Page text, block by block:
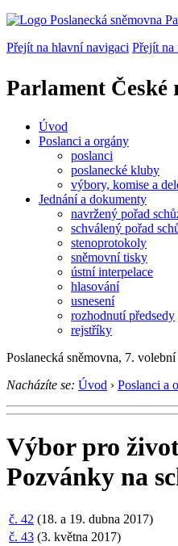
Přejít na hlavní navigaci Přejít na
Parlament České
Úvod
Poslanci a orgány
poslanci
poslanecké kluby
výbory, komise a
Jednání a dokumenty
navržený pořad
schválený pořad
stenoprotokoly
sněmovní tisky
ústní interpelace
hlasování
usnesení
rozhodnutí předsedy
rejstříky
Poslanecká sněmovna, 7.
Nacházíte se: Úvod › Poslanci a
Výbor pro
Pozvánky na
č. 42 (18. a 19. dubna 2017)
č. 43 (3. května 2017)